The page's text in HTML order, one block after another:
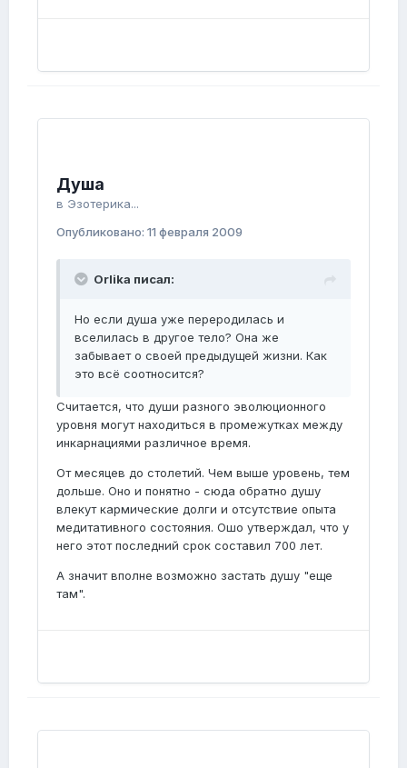
Душа
в Эзотерика...
Опубликовано: 11 февраля 2009
Orlika писал:
Но если душа уже переродилась и
вселилась в другое тело? Она же
забывает о своей предыдущей жизни. Как
это всё соотносится?
Считается, что души разного эволюционного
уровня могут находиться в промежутках между
инкарнациями различное время.
От месяцев до столетий. Чем выше уровень, тем
дольше. Оно и понятно - сюда обратно душу
влекут кармические долги и отсутствие опыта
медитативного состояния. Ошо утверждал, что у
него этот последний срок составил 700 лет.
А значит вполне возможно застать душу "еще
там".